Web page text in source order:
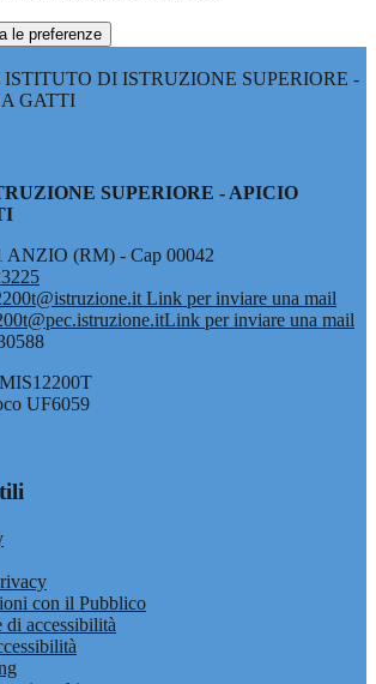
le preferenze
ISTITUTO DI ISTRUZIONE SUPERIORE -
GATTI
SUPERIORE - APICIO
ANZIO (RM) - Cap 00042
Link per inviare una mail
Link per inviare una mail
UF6059
con il Pubblico
accessibilità